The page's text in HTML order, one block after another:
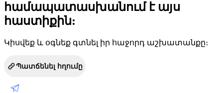
համապատասխանում է այս
հաստիքին:
Կիսվեք և օգնեք գտնել իր հաջորդ աշխատանքը։
Պատճենել հղումը